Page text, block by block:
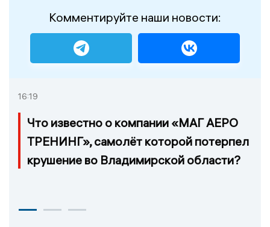
Комментируйте наши новости:
16:19
Что известно о компании «МАГ АЕРО
ТРЕНИНГ», самолёт которой потерпел
крушение во Владимирской области?